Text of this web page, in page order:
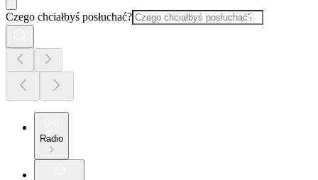
Czego chciałbyś posłuchać?
Radio